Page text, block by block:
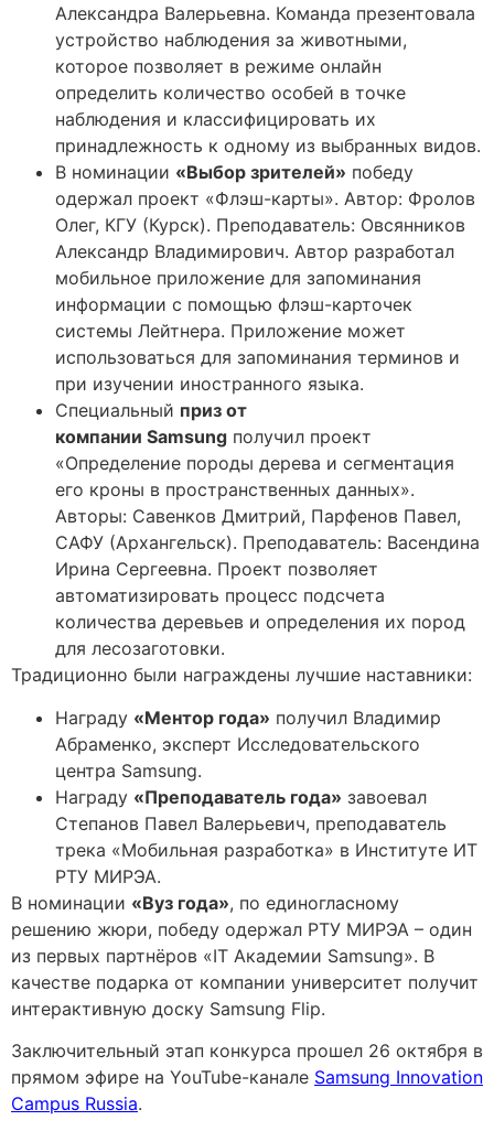
Александра Валерьевна. Команда презентовала
устройство наблюдения за животными,
которое позволяет в режиме онлайн
определить количество особей в точке
наблюдения и классифицировать их
принадлежность к одному из выбранных видов.
В номинации «Выбор зрителей» победу
одержал проект «Флэш-карты». Автор: Фролов
Олег, КГУ (Курск). Преподаватель: Овсянников
Александр Владимирович. Автор разработал
мобильное приложение для запоминания
информации с помощью флэш-карточек
системы Лейтнера. Приложение может
использоваться для запоминания терминов и
при изучении иностранного языка.
Специальный приз от
компании Samsung получил проект
«Определение породы дерева и сегментация
его кроны в пространственных данных».
Авторы: Савенков Дмитрий, Парфенов Павел,
САФУ (Архангельск). Преподаватель: Васендина
Ирина Сергеевна. Проект позволяет
автоматизировать процесс подсчета
количества деревьев и определения их пород
для лесозаготовки.
Традиционно были награждены лучшие наставники:
Награду «Ментор года» получил Владимир
Абраменко, эксперт Исследовательского
центра Samsung.
Награду «Преподаватель года» завоевал
Степанов Павел Валерьевич, преподаватель
трека «Мобильная разработка» в Институте ИТ
РТУ МИРЭА.
В номинации «Вуз года», по единогласному
решению жюри, победу одержал РТУ МИРЭА – один
из первых партнёров «IT Академии Samsung». В
качестве подарка от компании университет получит
интерактивную доску Samsung Flip.
Заключительный этап конкурса прошел 26 октября в
прямом эфире на YouTube-канале Samsung Innovation
Campus Russia.